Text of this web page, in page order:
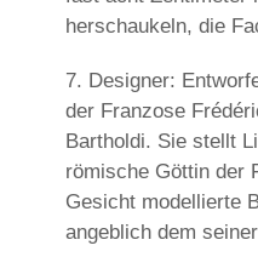
herschaukeln, die
7. Designer:
der Franzose
Bartholdi. Sie stellt
römische Göttin der
Gesicht modellierte
angeblich dem